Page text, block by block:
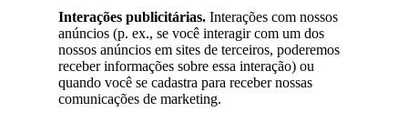
Interações publicitárias. Interações com nossos
anúncios (p. ex., se você interagir com um dos
nossos anúncios em sites de terceiros, poderemos
receber informações sobre essa interação) ou
quando você se cadastra para receber nossas
comunicações de marketing.